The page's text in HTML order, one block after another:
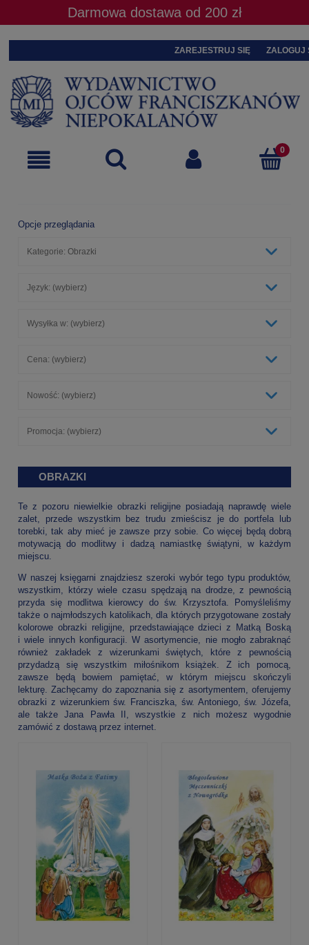
Darmowa dostawa od 200 zł
ZAREJESTRUJ SIĘ ZALOGUJ
Opcje przeglądania
Kategorie: Obrazki
Język: (wybierz)
Wysyłka w: (wybierz)
Cena: (wybierz)
Nowość: (wybierz)
Promocja: (wybierz)
OBRAZKI
Te z pozoru niewielkie obrazki religijne posiadają naprawdę wiele
zalet, przede wszystkim bez trudu zmieścisz je do portfela lub
torebki, tak aby mieć je zawsze przy sobie. Co więcej będą dobrą
motywacją do modlitwy i dadzą namiastkę świątyni, w każdym
miejscu.
W naszej księgarni znajdziesz szeroki wybór tego typu produktów,
wszystkim, którzy wiele czasu spędzają na drodze, z pewnością
przyda się modlitwa kierowcy do św. Krzysztofa. Pomyśleliśmy
także o najmłodszych katolikach, dla których przygotowane zostały
kolorowe obrazki religijne, przedstawiające dzieci z Matką Boską
i wiele innych konfiguracji. W asortymencie, nie mogło zabraknąć
również zakładek z wizerunkami świętych, które z pewnością
przydadzą się wszystkim miłośnikom książek. Z ich pomocą,
zawsze będą bowiem pamiętać, w którym miejscu skończyli
lekturę. Zachęcamy do zapoznania się z asortymentem, oferujemy
obrazki z wizerunkiem św. Franciszka, św. Antoniego, św. Józefa,
ale także Jana Pawła II, wszystkie z nich możesz wygodnie
zamówić z dostawą przez internet.